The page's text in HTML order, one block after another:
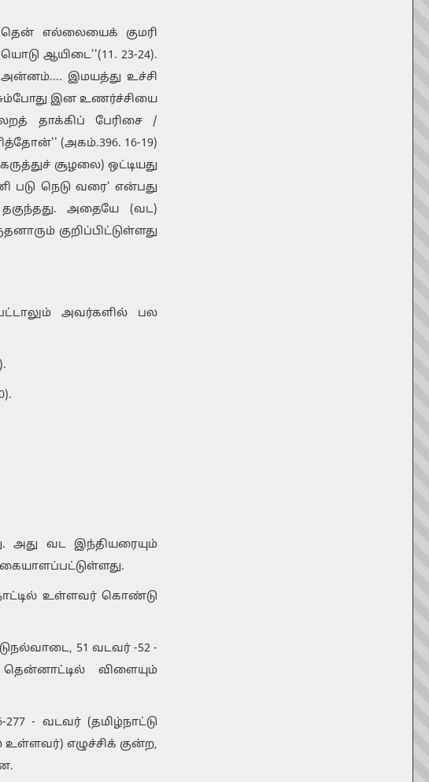
எல்லையைக் குமரி
ஆயிடை''(11. 23-24).
இமயத்து உச்சி
இன உணர்ச்சியை
தாக்கிப் பேரிசை /
(அகம்.396. 16-19)
சூழலை) ஒட்டியது
படு நெடு வரை' என்பது
அதையே (வட)
குறிப்பிட்டுள்ளது
அவர்களில் பல
அது வட இந்தியரையும்
உள்ளவர் கொண்டு
51 வடவர் -52 -
விளையும்
- வடவர் (தமிழ்நாட்டு
உள்ளவர்) எழுச்சிக் குன்ற,